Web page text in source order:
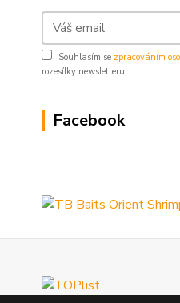
Souhlasím se zpracováním
rozesílky newsletteru.
Facebook